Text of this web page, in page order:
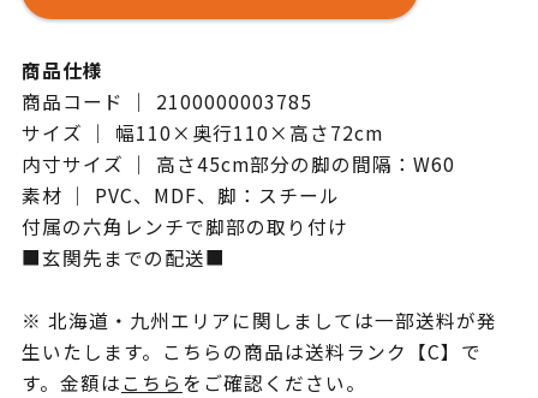
商品仕様
商品コード ｜ 2100000003785
サイズ ｜ 幅110×奥行110×高さ72cm
内寸サイズ ｜ 高さ45cm部分の脚の間隔：W60
素材 ｜ PVC、MDF、脚：スチール
付属の六角レンチで脚部の取り付け
■玄関先までの配送■
※ 北海道・九州エリアに関しましては一部送料が発
生いたします。こちらの商品は送料ランク【C】で
す。金額はこちらをご確認ください。